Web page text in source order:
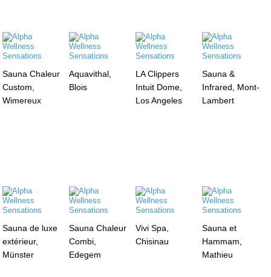
Sauna Chaleur
Custom,
Wimereux
Aquavithal,
Blois
LA Clippers
Intuit Dome,
Los Angeles
Sauna &
Infrared, Mont-
Lambert
Sauna de luxe
extérieur,
Münster
Sauna Chaleur
Combi,
Edegem
Vivi Spa,
Chisinau
Sauna et
Hammam,
Mathieu